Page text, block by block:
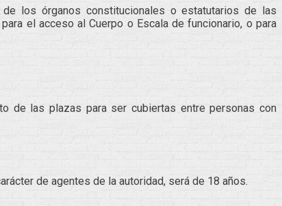
los órganos constitucionales o estatutarios de las
el acceso al Cuerpo o Escala de funcionario, o para
de las plazas para ser cubiertas entre personas con
de agentes de la autoridad, será de 18 años.